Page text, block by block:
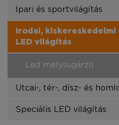
Ipari és sportvilágítás
Irodai,
LED világítás
Led mélysugárzó
Utcai-, tér-, dísz- és
Speciális LED világítás